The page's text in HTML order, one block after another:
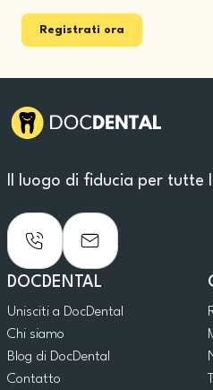
Registrati ora
Il luogo di fiducia per tutte
DOCDENTAL
Unisciti a DocDental
Chi siamo
Blog di DocDental
Contatto